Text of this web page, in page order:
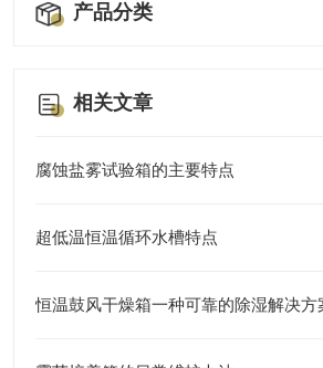
产品分类
相关文章
腐蚀盐雾试验箱的主要特点
超低温恒温循环水槽特点
恒温鼓风干燥箱一种可靠的除湿解决方